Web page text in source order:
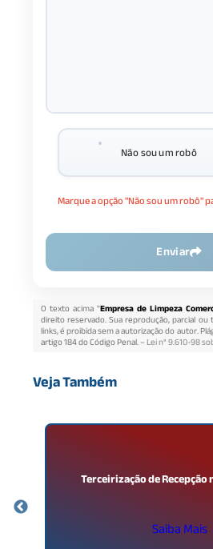
Não sou um robô
Marque a opção "Não sou um robô"
Enviar
O texto acima "Empresa de Limpeza
direito reservado. Sua reprodução, parcial
links, é proibida sem a autorização do autor.
artigo 184 do Código Penal. –Lei n° 9.610-98
Veja Também
Terceirização de
Saiba Mais